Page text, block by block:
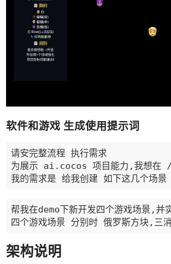
软件和游戏 生成使用提示词
请安完整流程 执行需求
为展示 ai.cocos 项目能力,我想在 /
帮我在demo下新开发四个游戏场景,并
架构说明